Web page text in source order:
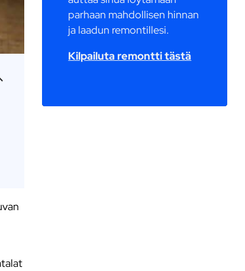
parhaan mahdollisen hinnan
ja laadun remontillesi.
Kilpailuta remontti tästä